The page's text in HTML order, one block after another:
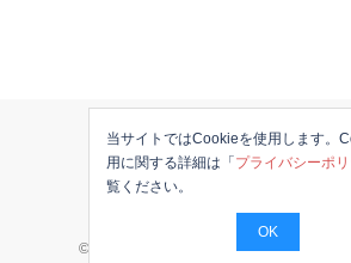
当サイトではCookieを使用します。
用に関する詳細は「プライバシーポ
覧ください。
OK
© 2026 JAPANESE in the UK. Proudly